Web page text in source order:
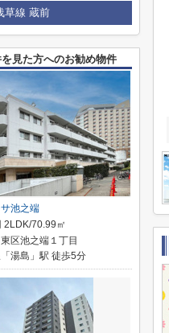
草線 蔵前
見た方へのお勧め物件
池之端
2LDK/70.99㎡
区池之端１丁目
湯島」駅 徒歩5分